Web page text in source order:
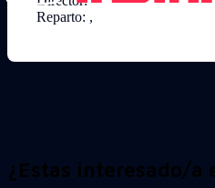
Reparto: ,
¿Estas interesado/a